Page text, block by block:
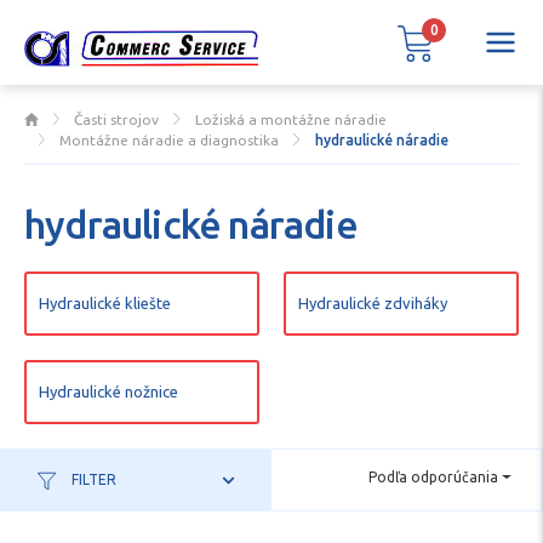
Časti strojov
Ložiská a montážne náradie
Montážne náradie a diagnostika
hydraulické náradie
hydraulické náradie
Hydraulické kliešte Hydraulické zdviháky
Hydraulické nožnice
FILTER Podľa odporúčania
0